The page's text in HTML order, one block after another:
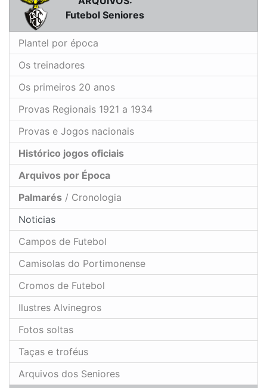
Futebol Seniores
Plantel por época
Os treinadores
Os primeiros 20 anos
Provas Regionais 1921 a 1934
Provas e Jogos nacionais
Histórico jogos oficiais
Arquivos por Época
Palmarés / Cronologia
Noticias
Campos de Futebol
Camisolas do Portimonense
Cromos de Futebol
Ilustres Alvinegros
Fotos soltas
Taças e troféus
Arquivos dos Seniores